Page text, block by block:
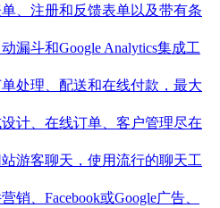
、注册和反馈表单以及带有条
漏斗和Google Analytics集成工
处理、配送和在线付款，最大
计、在线订单、客户管理尽在
游客聊天，使用流行的聊天工
销、Facebook或Google广告、